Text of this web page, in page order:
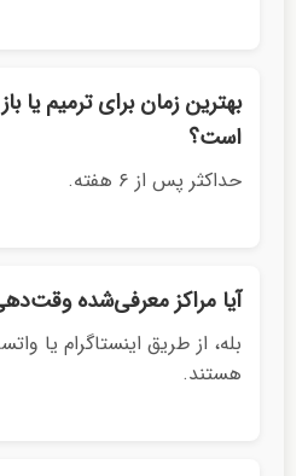
بهترین زمان برای ترمیم یا
است؟
حداکثر پس از ۶ هفته.
آیا مراکز معرفی‌شده
بله، از طریق اینستاگرام یا
هستند.